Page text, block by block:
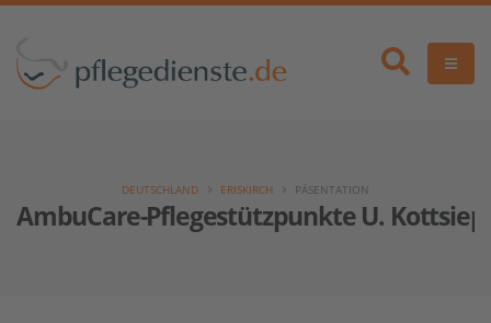
AmbuCare-Pflegestützpunkte U.
DEUTSCHLAND ERISKIRCH PÄSENTATION